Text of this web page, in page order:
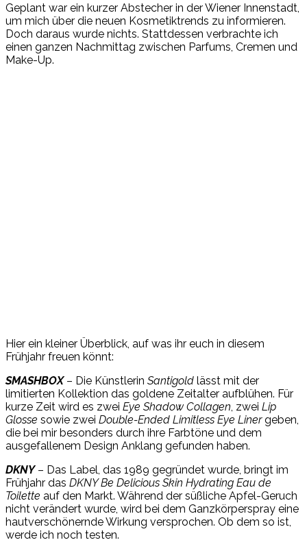
Geplant war ein kurzer Abstecher in der Wiener Innenstadt,
um mich über die neuen Kosmetiktrends zu informieren.
Doch daraus wurde nichts. Stattdessen verbrachte ich
einen ganzen Nachmittag zwischen Parfums, Cremen und
Make-Up.
Hier ein kleiner Überblick, auf was ihr euch in diesem
Frühjahr freuen könnt:
SMASHBOX– Die Künstlerin Santigold lässt mit der
limitierten Kollektion das goldene Zeitalter aufblühen. Für
kurze Zeit wird es zwei Eye Shadow Collagen , zwei Lip
Glosse sowie zwei Double-Ended Limitless Eye Linergeben,
die bei mir besonders durch ihre Farbtöne und dem
ausgefallenem Design Anklang gefunden haben.
DKNY– Das Label, das 1989 gegründet wurde, bringt im
Frühjahr das DKNY Be Delicious Skin Hydrating Eau de
Toilette auf den Markt. Während der süßliche Apfel-Geruch
nicht verändert wurde, wird bei dem Ganzkörperspray eine
hautverschönernde Wirkung versprochen. Ob dem so ist,
werde ich noch testen.